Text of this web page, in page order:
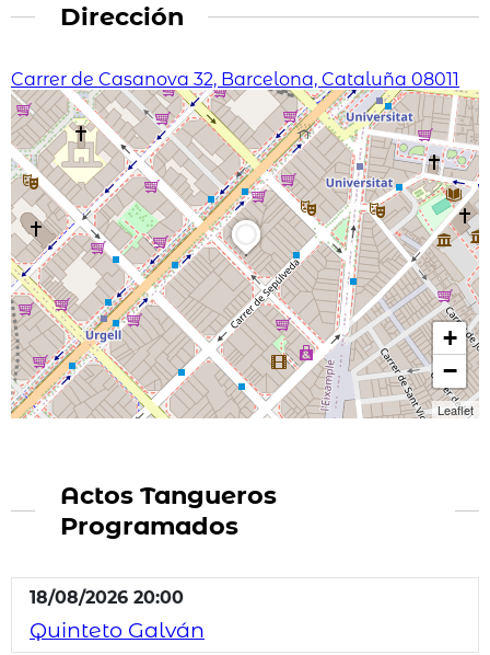
Dirección
Carrer de Casanova 32, Barcelona, Cataluña 08011
+
−
Leaflet
Actos Tangueros
Programados
18/08/2026 20:00
Quinteto Galván